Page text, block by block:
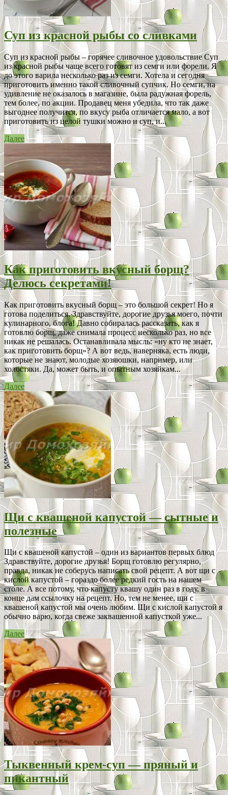
Суп из красной рыбы со сливками
Суп из красной рыбы – горячее сливочное удовольствие Суп
из красной рыбы чаще всего готовят из семги или форели. Я
до этого варила несколько раз из семги. Хотела и сегодня
приготовить именно такой сливочный супчик. Но семги, на
удивление не оказалось в магазине, была радужная форель,
тем более, по акции. Продавец меня убедила, что так даже
выгоднее получится, по вкусу рыба отличается мало, а вот
приготовить из целой тушки можно и суп, и...
Далее
Как приготовить вкусный борщ?
Делюсь секретами!
Как приготовить вкусный борщ – это большой секрет! Но я
готова поделиться. Здравствуйте, дорогие друзья моего, почти
кулинарного, блога! Давно собиралась рассказать, как я
готовлю борщ, даже снимала процесс несколько раз, но все
никак не решалась. Останавливала мысль: «ну кто не знает,
как приготовить борщ»? А вот ведь, наверняка, есть люди,
которые не знают, молодые хозяюшки, например, или
холостяки. Да, может быть, и опытным хозяйкам...
Далее
Щи с квашеной капустой — сытные и
полезные
Щи с квашеной капустой – один из вариантов первых блюд
Здравствуйте, дорогие друзья! Борщ готовлю регулярно,
правда, никак не соберусь написать свой рецепт. А вот щи с
кислой капустой – гораздо более редкий гость на нашем
столе. А все потому, что капусту квашу один раз в году, в
конце дам ссылочку на рецепт. Но, тем не менее, щи с
квашеной капустой мы очень любим. Щи с кислой капустой я
обычно варю, когда свеже заквашенной капусткой уже...
Далее
Тыквенный крем-суп — пряный и
пикантный